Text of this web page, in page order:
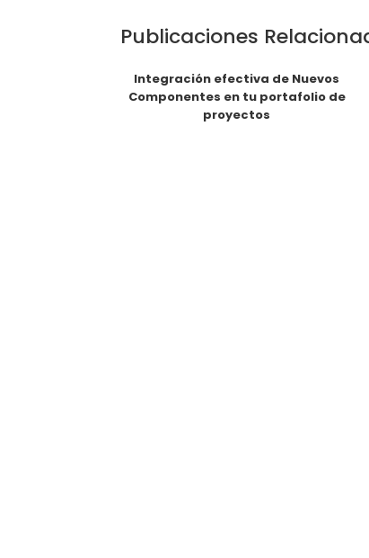
Publicaciones
Integración efectiva de Nuevos
Componentes en tu portafolio de
proyectos